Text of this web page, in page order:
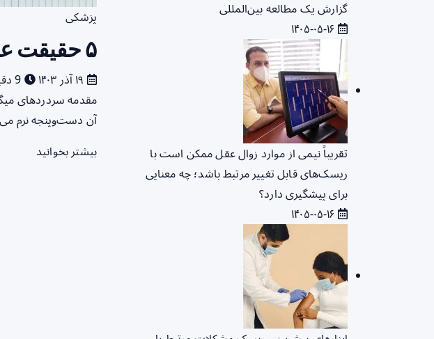
پزشکی
۵ حقیقت علمی درباره سردردهای میگرنی که باید بدانید
مقدمه سردردهای
آن دست‌وپنجه نرم
بیشتر بخوانید
گزارش یک مطالعه بین‌المللی
تقریباً نیمی از موارد زوال عقل ممکن است با
ریسک‌های قابل تغییر مرتبط باشد؛ چه معنایی
برای پیشگیری دارد؟